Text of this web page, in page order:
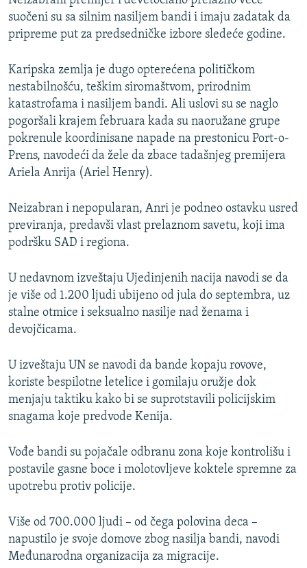
suočeni su sa silnim nasiljem bandi i imaju zadatak da
pripreme put za predsedničke izbore sledeće godine.
Karipska zemlja je dugo opterećena političkom
nestabilnošću, teškim siromaštvom, prirodnim
katastrofama i nasiljem bandi. Ali uslovi su se naglo
pogoršali krajem februara kada su naoružane grupe
pokrenule koordinisane napade na prestonicu Port-o-
Prens, navodeći da žele da zbace tadašnjeg premijera
Ariela Anrija (Ariel Henry).
Neizabran i nepopularan, Anri je podneo ostavku usred
previranja, predavši vlast prelaznom savetu, koji ima
podršku SAD i regiona.
U nedavnom izveštaju Ujedinjenih nacija navodi se da
je više od 1.200 ljudi ubijeno od jula do septembra, uz
stalne otmice i seksualno nasilje nad ženama i
devojčicama.
U izveštaju UN se navodi da bande kopaju rovove,
koriste bespilotne letelice i gomilaju oružje dok
menjaju taktiku kako bi se suprotstavili policijskim
snagama koje predvode Kenija.
Vođe bandi su pojačale odbranu zona koje kontrolišu i
postavile gasne boce i molotovljeve koktele spremne za
upotrebu protiv policije.
Više od 700.000 ljudi – od čega polovina deca –
napustilo je svoje domove zbog nasilja bandi, navodi
Međunarodna organizacija za migracije.